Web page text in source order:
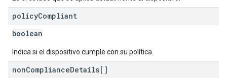
policyCompliant
boolean
Indica si el dispositivo cumple con su política.
nonComplianceDetails[]